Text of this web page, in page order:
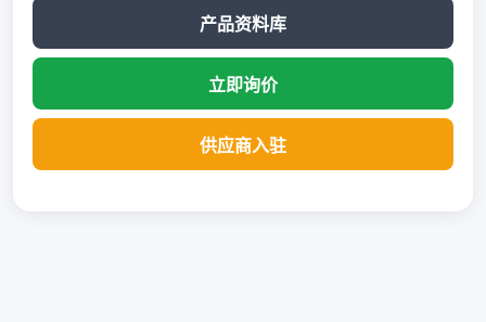
产品资料库
立即询价
供应商入驻